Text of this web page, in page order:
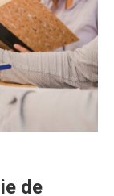
de